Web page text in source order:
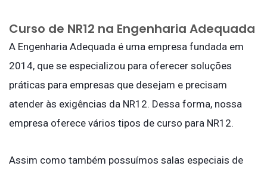
Curso de NR12 na Engenharia Adequada
A Engenharia Adequada é uma empresa fundada em
2014, que se especializou para oferecer soluções
práticas para empresas que desejam e precisam
atender às exigências da NR12. Dessa forma, nossa
empresa oferece vários tipos de curso para NR12.
Assim como também possuímos salas especiais de